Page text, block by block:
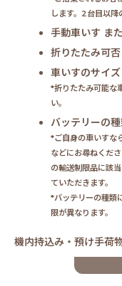
します。2台目以降
手動車いす ま
折りたたみ可否
車いすのサイ
*折りたたみ可能な
い。
バッテリーの種
*ご自身の車いすな
などにお尋ねくだ
の輸送制限品に該
ていただきます。
*バッテリーの種類
限が異なります。
機内持込み・預け手荷